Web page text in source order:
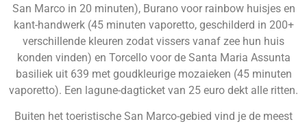
San Marco in 20 minuten), Burano voor rainbow huisjes en
kant-handwerk (45 minuten vaporetto, geschilderd in 200+
verschillende kleuren zodat vissers vanaf zee hun huis
konden vinden) en Torcello voor de Santa Maria Assunta
basiliek uit 639 met goudkleurige mozaieken (45 minuten
vaporetto). Een lagune-dagticket van 25 euro dekt alle ritten.
Buiten het toeristische San Marco-gebied vind je de meest